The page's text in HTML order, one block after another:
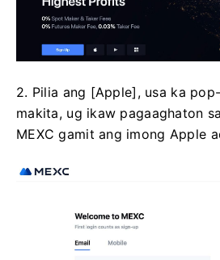
2. Pilia ang [Apple], usa ka
makita, ug ikaw pagaaghaton
MEXC gamit ang imong Apple